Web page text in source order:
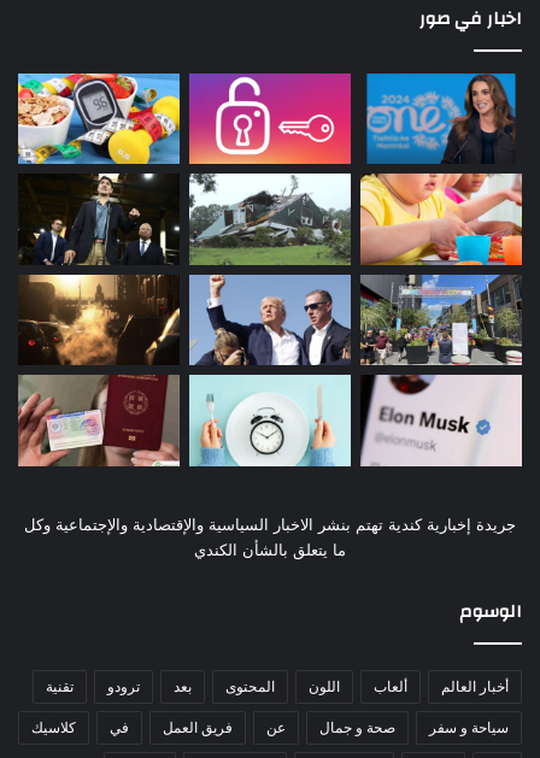
اخبار في صور
جريدة إخبارية كندية تهتم بنشر الاخبار السياسية والإقتصادية والإجتماعية وكل
ما يتعلق بالشأن الكندي
الوسوم
أخبار العالم ألعاب اللون المحتوى بعد ترودو تقنية
سياحة و سفر صحة و جمال عن فريق العمل في كلاسيك